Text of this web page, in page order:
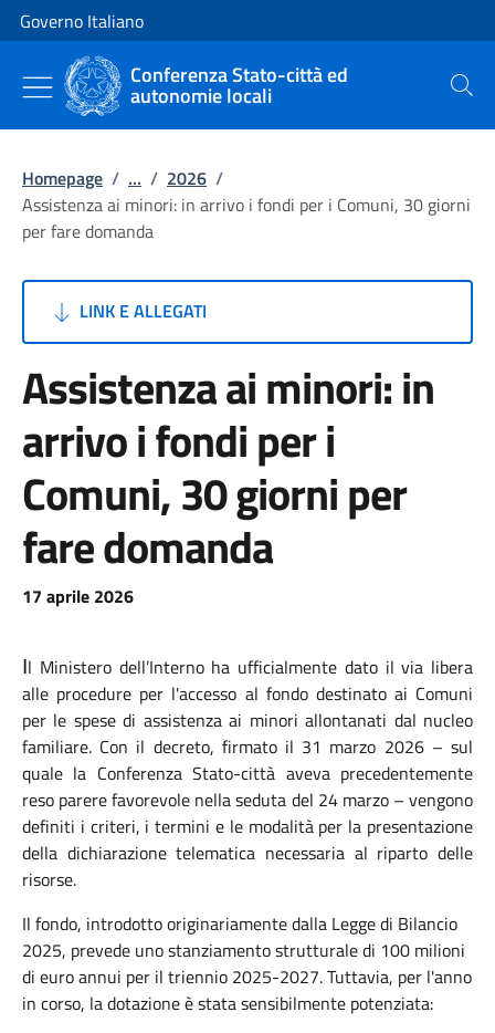
Vai al contenuto
Vai alla navigazione del sito
Governo Italiano
Conferenza Stato-città ed
autonomie locali Cerca
Homepage / ... / 2026 /
Assistenza ai minori: in arrivo i fondi per i Comuni, 30 giorni
per fare domanda
LINK E ALLEGATI
Assistenza ai minori: in
arrivo i fondi per i
Comuni, 30 giorni per
fare domanda
17 aprile 2026
Il Ministero dell’Interno ha ufficialmente dato il via libera
alle procedure per l'accesso al fondo destinato ai Comuni
per le spese di assistenza ai minori allontanati dal nucleo
familiare. Con il decreto, firmato il 31 marzo 2026 – sul
quale la Conferenza Stato-città aveva precedentemente
reso parere favorevole nella seduta del 24 marzo – vengono
definiti i criteri, i termini e le modalità per la presentazione
della dichiarazione telematica necessaria al riparto delle
risorse.
Il fondo, introdotto originariamente dalla Legge di Bilancio
2025, prevede uno stanziamento strutturale di 100 milioni
di euro annui per il triennio 2025-2027. Tuttavia, per l'anno
in corso, la dotazione è stata sensibilmente potenziata: